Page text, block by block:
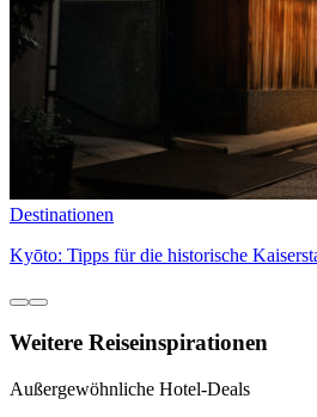
Destinationen
Kyōto: Tipps für die historische
Weitere Reiseinspirationen
Außergewöhnliche Hotel-Deals